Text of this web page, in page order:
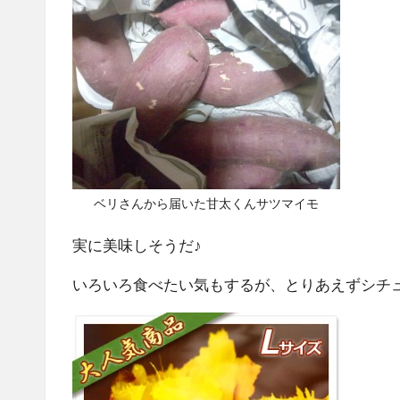
ベリさんから届いた甘太くんサツマイモ
実に美味しそうだ♪
いろいろ食べたい気もするが、とりあえずシチ